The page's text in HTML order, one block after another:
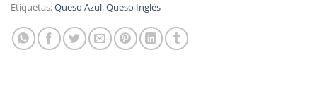
Etiquetas:Queso Azul,Queso Inglés